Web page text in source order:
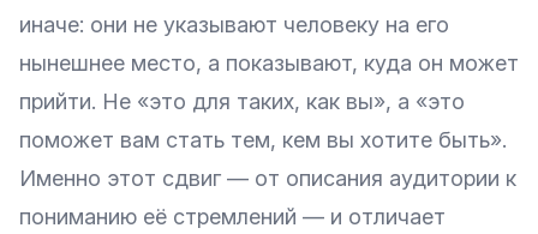
иначе: они не указывают человеку на его
нынешнее место, а показывают, куда он может
прийти. Не «это для таких, как вы», а «это
поможет вам стать тем, кем вы хотите быть».
Именно этот сдвиг — от описания аудитории к
пониманию её стремлений — и отличает